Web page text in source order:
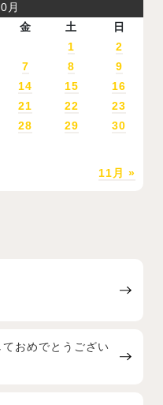
月
金 土 日
11月 »
1
2
7 8
9
14 15
16
21 22
23
28 29
30
ておめでとうござい